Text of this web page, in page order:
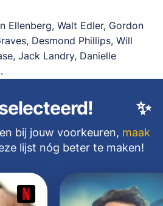
Ellenberg, Walt Edler, Gordon
Desmond Phillips, Will
Jack Landry, Danielle
✨
bij jouw voorkeuren, maak
lijst nóg beter te maken!